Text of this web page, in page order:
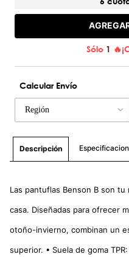
Sólo 1
Calcular Envío
Región
Descripción
Las pantuflas Benson B son
casa. Diseñadas para ofrecer
otoño-invierno, combinan un
superior. • Suela de goma